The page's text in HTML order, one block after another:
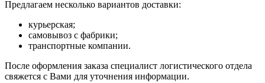
Предлагаем несколько вариантов доставки:
курьерская;
самовывоз с фабрики;
транспортные компании.
После оформления заказа специалист логистического отдела
свяжется с Вами для уточнения информации.